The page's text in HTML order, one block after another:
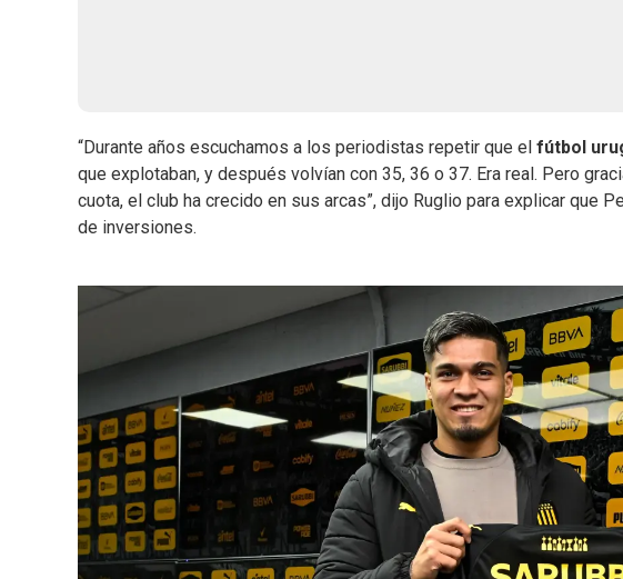
“Durante años escuchamos a los periodistas repetir que el fútbol
que explotaban, y después volvían con 35, 36 o 37. Era real. Pero
cuota, el club ha crecido en sus arcas”, dijo Ruglio para explicar que
de inversiones.